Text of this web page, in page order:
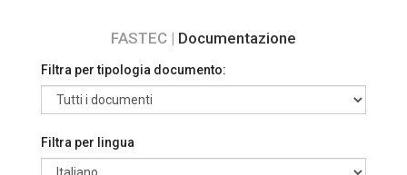
FASTEC | Documentazione
Filtra per tipologia documento:
Filtra per lingua